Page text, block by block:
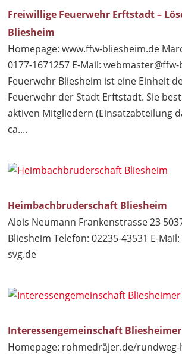
Freiwillige Feuerwehr Erftstadt –
Bliesheim
Homepage: www.ffw-bliesheim.de
0177-1671257 E-Mail:
Feuerwehr Bliesheim ist eine Einheit
Feuerwehr der Stadt Erftstadt. Sie
aktiven Mitgliedern (Einsatzabteilung
ca....
Heimbachbruderschaft Bliesheim
Alois Neumann Frankenstrasse 23
Bliesheim Telefon: 02235-43531 E-Mail:
svg.de
Interessengemeinschaft
Homepage: rohmedräjer.de/rundweg-